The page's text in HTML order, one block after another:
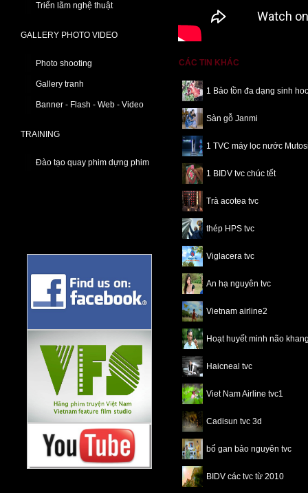
Triển lãm nghệ thuật
GALLERY PHOTO VIDEO
Photo shooting
Gallery tranh
Banner - Flash - Web - Video
TRAINING
Đào tạo quay phim dựng phim
CÁC TIN KHÁC
1 Bảo tồn đa dạng sinh hoc
Sàn gỗ Janmi
1 TVC máy lọc nước
1 BIDV tvc chúc tết
Trà acotea tvc
thép HPS tvc
Viglacera tvc
An hạ nguyên tvc
Vietnam airline2
Hoạt huyết minh não
Haicneal tvc
Viet Nam Airline tvc1
Cadisun tvc 3d
bổ gan bảo nguyên tvc
BIDV các tvc từ 2010